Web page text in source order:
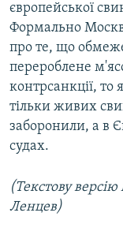
європейської
Формально
про те, що
перероблене
контрсанкції,
тільки живих
заборонили, а в
судах.
(Текстову версію
Ленцев)